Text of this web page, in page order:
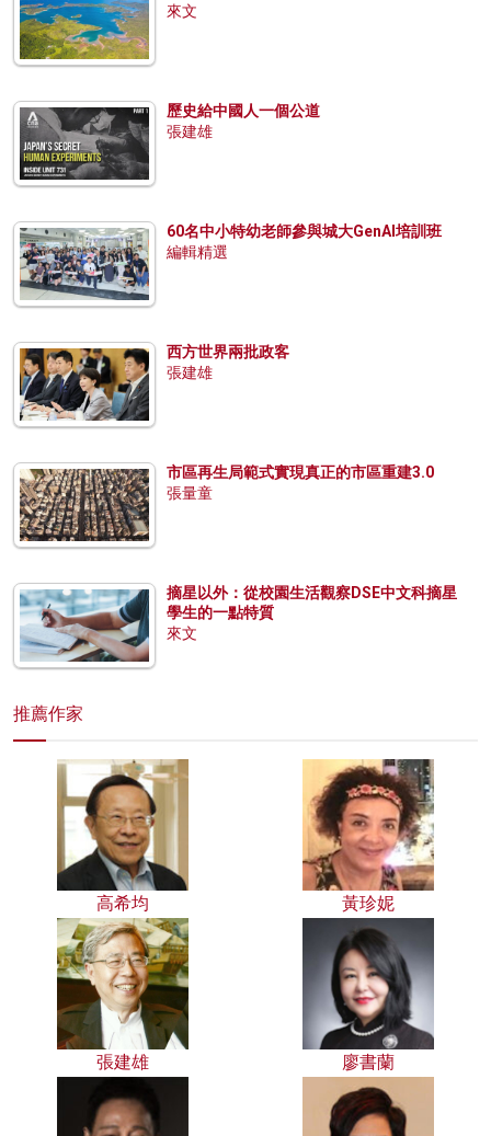
來文
歷史給中國人一個公道
張建雄
60名中小特幼老師參與城大GenAI培訓班
編輯精選
西方世界兩批政客
張建雄
市區再生局範式實現真正的市區重建3.0
張量童
摘星以外：從校園生活觀察DSE中文科摘星
學生的一點特質
來文
推薦作家
高希均 黃珍妮
張建雄 廖書蘭